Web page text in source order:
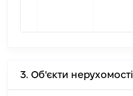
3. Об'єкти нерухомості